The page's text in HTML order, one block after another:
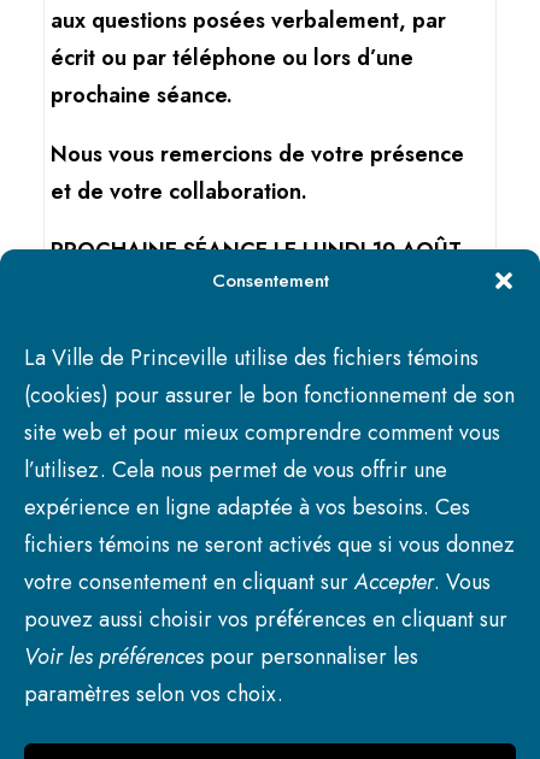
Consentement
La Ville de Princeville utilise des fichiers témoins
(cookies) pour assurer le bon fonctionnement de son
site web et pour mieux comprendre comment vous
l’utilisez. Cela nous permet de vous offrir une
expérience en ligne adaptée à vos besoins. Ces
fichiers témoins ne seront activés que si vous donnez
votre consentement en cliquant surAccepter. Vous
pouvez aussi choisir vos préférences en cliquant sur
Voir les préférences pour personnaliser les
paramètres selon vos choix.
aux questions posées verbalement, par
écrit ou par téléphone ou lors d’une
prochaine séance.
Nous vous remercions de votre présence
et de votre collaboration.
PROCHAINE SÉANCE LE LUNDI 19 AOÛT